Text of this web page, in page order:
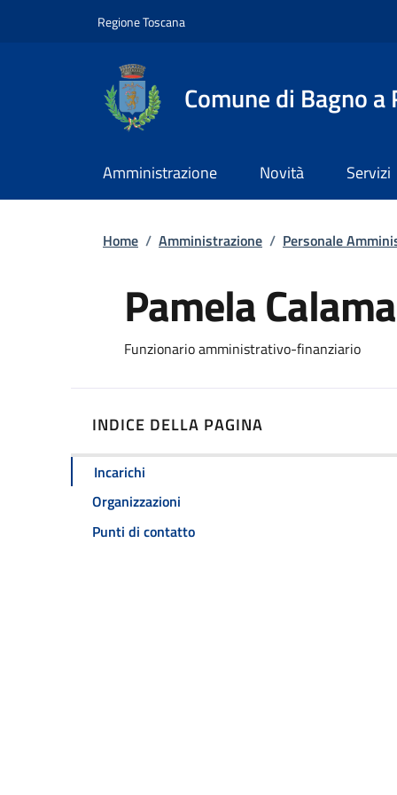
Regione ToscanaSlim top
Comune di Bagno a
Amministrazione Novità Servizi
Briciole di pane
Home / Amministrazione / Personale
Pamela
Funzionario amministrativo-finanziario
INDICE DELLA PAGINA
Incarichi
Organizzazioni
Punti di contatto